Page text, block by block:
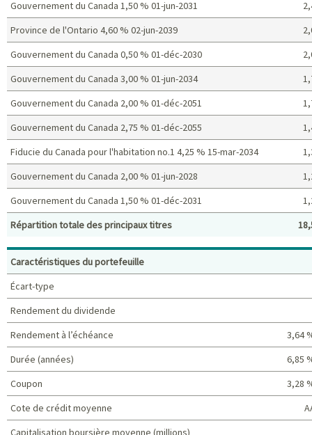
Principaux titres (%)
Gouvernement du Canada 1,50 % 01-jun-2031
Province de l'Ontario 4,60 % 02-jun-2039
Gouvernement du Canada 0,50 % 01-déc-2030
Gouvernement du Canada 3,00 % 01-jun-2034
Gouvernement du Canada 2,00 % 01-déc-2051
Gouvernement du Canada 2,75 % 01-déc-2055
Fiducie du Canada pour l'habitation no.1 4,25 % 15-mar-2034
Gouvernement du Canada 2,00 % 01-jun-2028
Gouvernement du Canada 1,50 % 01-déc-2031
Répartition totale des principaux titres
Caractéristiques du portefeuille
Écart-type
Rendement du dividende
Rendement à l’échéance
3,64
Durée (années)
6,85
Coupon
3,28
Cote de crédit moyenne
Capitalisation boursière moyenne (millions)